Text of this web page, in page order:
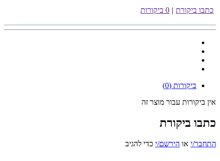
כתבו ביקורת | 0 ביקורות
ביקורות (0)
אין ביקורות עבור מוצר זה
כתבו ביקורת
התחבר/י או הירשם/י כדי להגיב